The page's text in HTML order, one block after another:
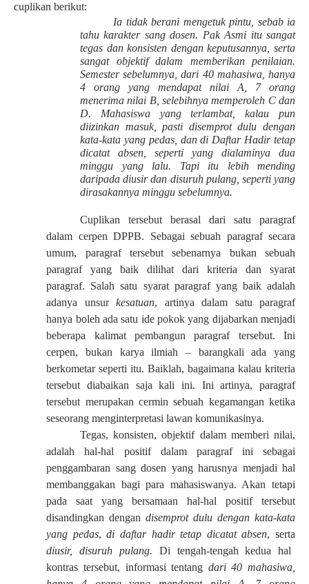
cuplikan berikut:
Ia tidak berani mengetuk pintu, sebab ia
tahu karakter sang dosen. Pak Asmi itu sangat
tegas dan konsisten dengan keputusannya, serta
sangat objektif dalam memberikan penilaian.
Semester sebelumnya, dari 40 mahasiwa, hanya
4 orang yang mendapat nilai A, 7 orang
menerima nilai B, selebihnya memperoleh C dan
D. Mahasiswa yang terlambat, kalau pun
diizinkan masuk, pasti disemprot dulu dengan
kata-kata yang pedas, dan di Daftar Hadir tetap
dicatat absen, seperti yang dialaminya dua
minggu yang lalu. Tapi itu lebih mending
daripada diusir dan disuruh pulang, seperti yang
dirasakannya minggu sebelumnya.
Cuplikan tersebut berasal dari satu paragraf
dalam cerpen DPPB. Sebagai sebuah paragraf secara
umum, paragraf tersebut sebenarnya bukan sebuah
paragraf yang baik dilihat dari kriteria dan syarat
paragraf. Salah satu syarat paragraf yang baik adalah
adanya unsurkesatuan, artinya dalam satu paragraf
hanya boleh ada satu ide pokok yang dijabarkan menjadi
beberapa kalimat pembangun paragraf tersebut. Ini
cerpen, bukan karya ilmiah – barangkali ada yang
berkometar seperti itu. Baiklah, bagaimana kalau kriteria
tersebut diabaikan saja kali ini. Ini artinya, paragraf
tersebut merupakan cermin sebuah kegamangan ketika
seseorang menginterpretasi lawan komunikasinya.
Tegas, konsisten, objektif dalam memberi nilai,
adalah hal-hal positif dalam paragraf ini sebagai
penggambaran sang dosen yang harusnya menjadi hal
membanggakan bagi para mahasiswanya. Akan tetapi
pada saat yang bersamaan hal-hal positif tersebut
disandingkan dengandisemprot dulu dengan kata-kata
yang pedas, di daftar hadir tetap dicatat absen, serta
diusir, disuruh pulang. Di tengah-tengah kedua hal
kontras tersebut, informasi tentang dari 40 mahasiwa,